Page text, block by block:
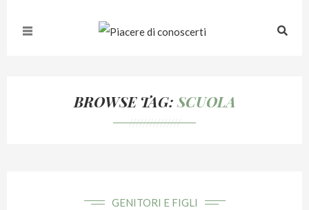
BROWSE TAG: SCUOLA
///////////////
GENITORI E FIGLI